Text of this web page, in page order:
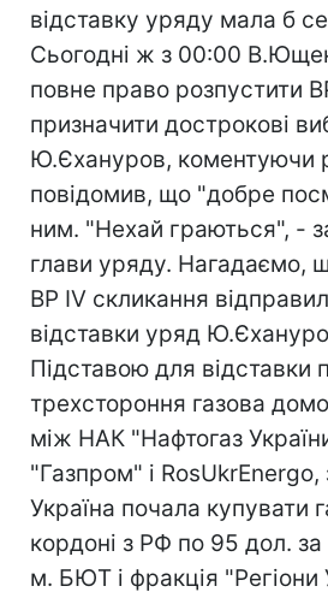
відставку уряду мала б
Сьогодні ж з 00:00
повне право розпустити
призначити дострокові
Ю.Єхануров, коментуючи
повідомив, що "добре
ним. "Нехай граються", -
глави уряду. Нагадаємо,
ВР IV скликання
відставки уряд
Підставою для відставки
трехстороння газова
між НАК "Нафтогаз
"Газпром" і RosUkrEnergo,
Україна почала купувати
кордоні з РФ по 95 дол. за
м. БЮТ і фракція "Регіони